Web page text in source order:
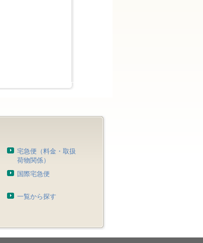
宅急便（料金・取扱
荷物関係）
国際宅急便
一覧から探す